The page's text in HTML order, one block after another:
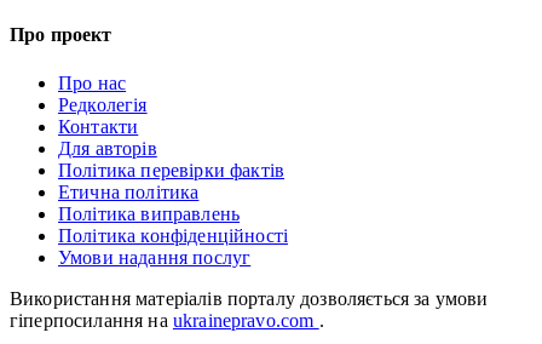
Про проект
Про нас
Редколегія
Контакти
Для авторів
Політика перевірки фактів
Етична політика
Політика виправлень
Політика конфіденційності
Умови надання послуг
Використання матеріалів порталу дозволяється за умови
гіперпосилання на ukrainepravo.com .